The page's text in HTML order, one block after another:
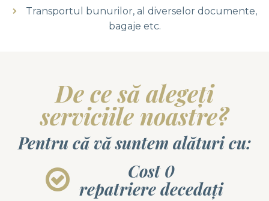
Transportul bunurilor, al diverselor documente,
bagaje etc.
De ce să alegeți
serviciile noastre?
Pentru că vă suntem alături cu:
Cost 0
repatriere decedaţi